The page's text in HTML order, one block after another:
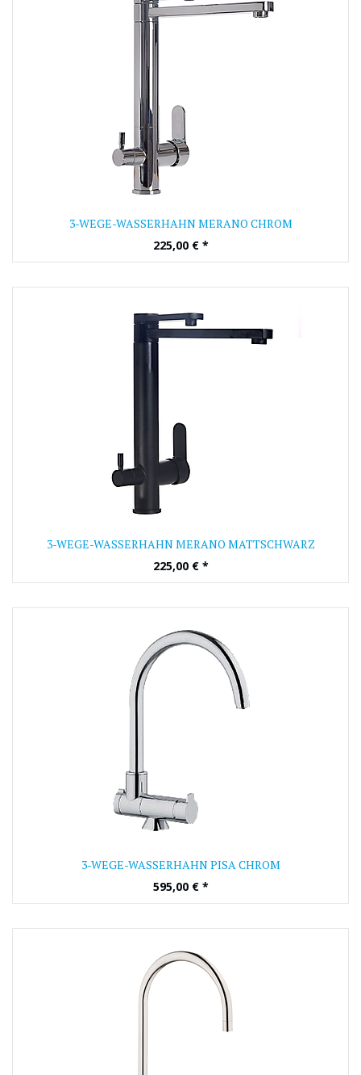
3-WEGE-WASSERHAHN MERANO CHROM
225,00€ *
3-WEGE-WASSERHAHN MERANO MATTSCHWARZ
225,00€ *
3-WEGE-WASSERHAHN PISA CHROM
595,00€ *